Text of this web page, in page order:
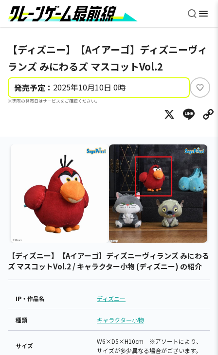
【ディズニー】【Aイアーゴ】ディズニーヴィ
ランズ みにわるズ マスコットVol.2
発売予定： 2025年10月10日 0時
※実際の発売日はサービスをご確認ください。
い
ね
X
【ディズニー】【Aイアーゴ】ディズニーヴィランズ みにわる
ズ マスコットVol.2 / キャラクター小物 (ディズニー) の紹介
IP・作品名 ディズニー
種類 キャラクター小物
サイズ
W6×D5×H10cm ※アソートにより、
サイズが多少異なる場合がございます。